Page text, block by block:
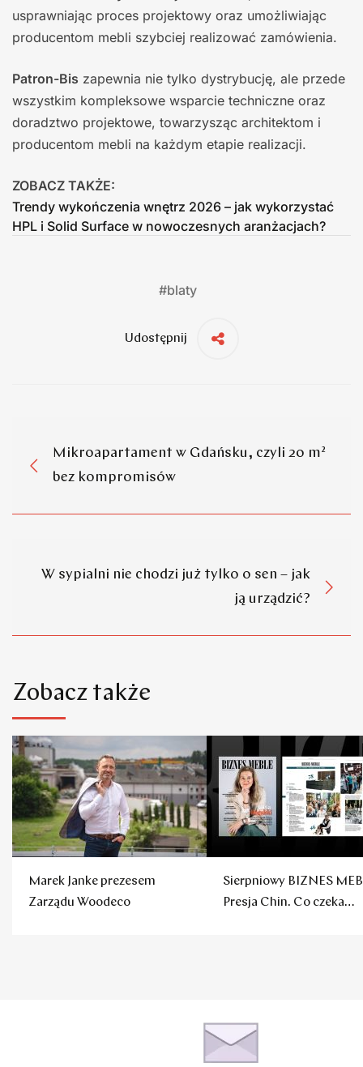
usprawniając proces projektowy oraz umożliwiając
producentom mebli szybciej realizować zamówienia.
Patron-Bis zapewnia nie tylko dystrybucję, ale przede
wszystkim kompleksowe wsparcie techniczne oraz
doradztwo projektowe, towarzysząc architektom i
producentom mebli na każdym etapie realizacji.
ZOBACZ TAKŻE:
Trendy wykończenia wnętrz 2026 – jak wykorzystać
HPL i Solid Surface w nowoczesnych aranżacjach?
#blaty
Udostępnij
Mikroapartament w Gdańsku, czyli 20 m²
bez kompromisów
W sypialni nie chodzi już tylko o sen – jak
ją urządzić?
Zobacz także
Marek Janke prezesem
Zarządu Woodeco
Sierpniowy BIZNES
Presja Chin. Co czeka